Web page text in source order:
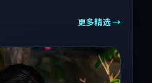
更多精选 →